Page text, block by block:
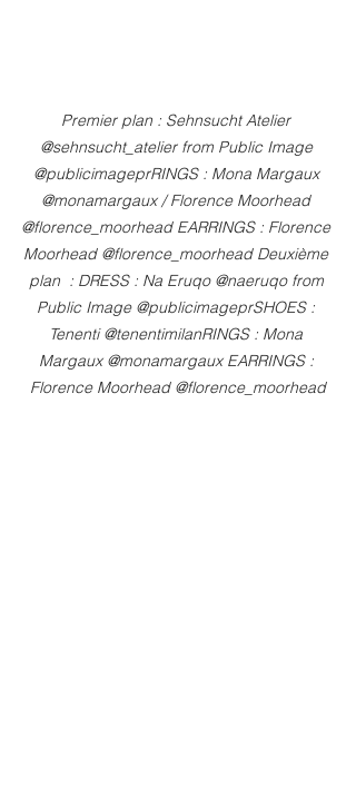
Premier plan : Sehnsucht Atelier
@sehnsucht_atelier from Public Image
@publicimageprRINGS : Mona Margaux
@monamargaux / Florence Moorhead
@florence_moorhead EARRINGS : Florence
Moorhead @florence_moorhead Deuxième
plan  : DRESS : Na Eruqo @naeruqo from
Public Image @publicimageprSHOES :
Tenenti @tenentimilanRINGS : Mona
Margaux @monamargaux EARRINGS :
Florence Moorhead @florence_moorhead